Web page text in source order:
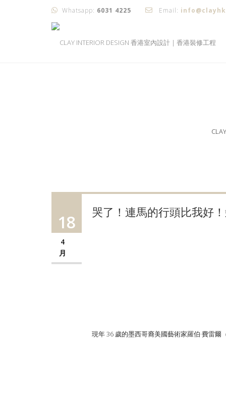
Whatsapp: 6031 4225 Email:
18
4
月
哭了！連馬的行頭比我好
現年 36 歲的墨西哥裔美國藝術家羅伯·費雷